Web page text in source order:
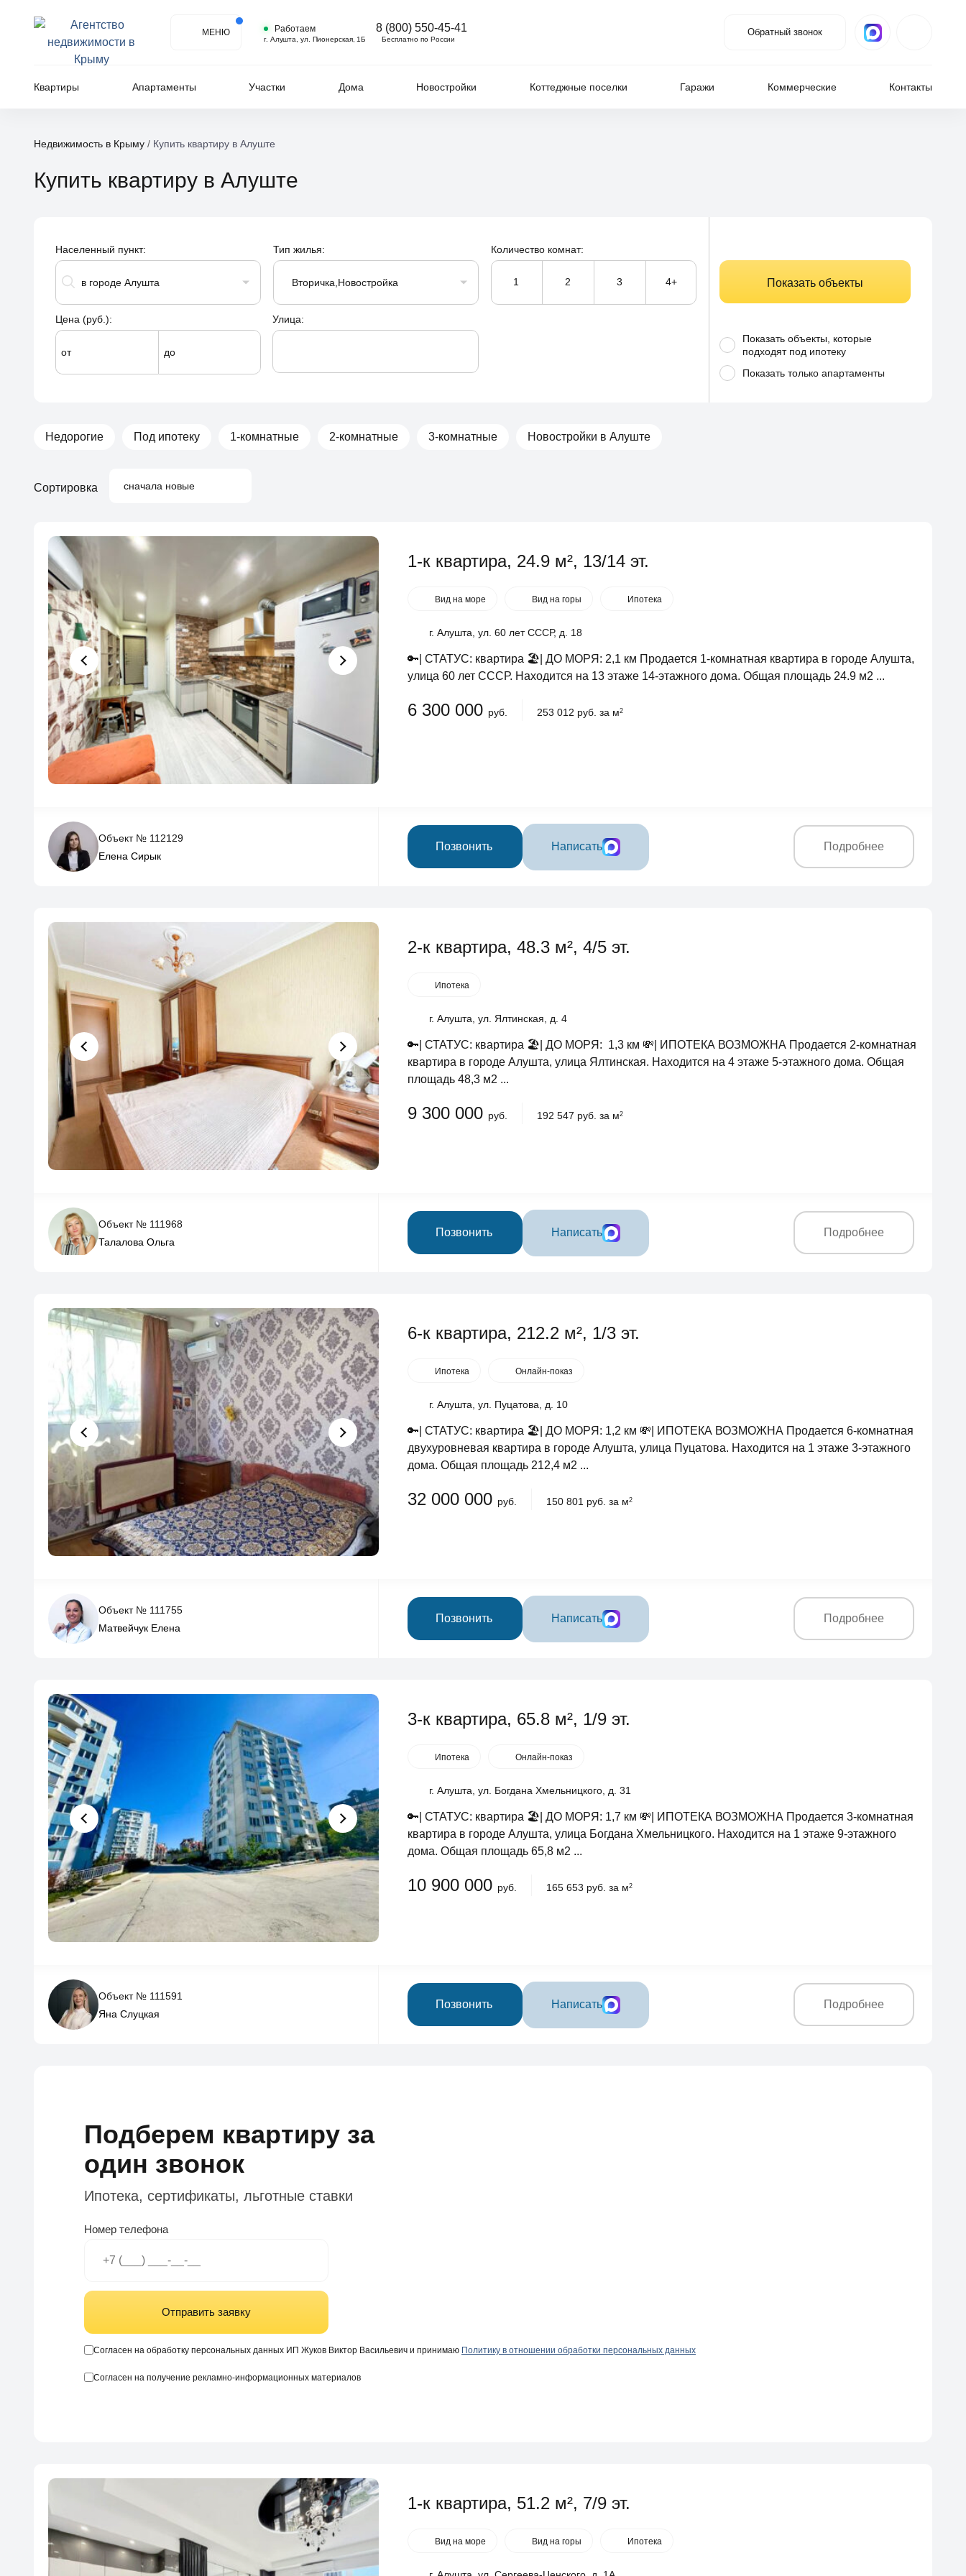
МЕНЮ Работаем
г. Алушта, ул. Пионерская, 1Б
8 (800) 550-45-41
Бесплатно по России
Обратный звонок
Квартиры Апартаменты Участки Дома Новостройки Коттеджные поселки Гаражи Коммерческие Контакты
Недвижимость в Крыму / Купить квартиру в Алуштe
Купить квартиру в Алуштe
Населенный пункт:
в городе Алушта
Тип жилья:
Вторичка,Новостройка
Количество комнат:
1 2 3 4+
Цена (руб.):
от до
Улица:
Показать объекты
Показать объекты, которые
подходят под ипотеку
Показать только апартаменты
Недорогие Под ипотеку 1-комнатные 2-комнатные 3-комнатные Новостройки в Алуште
Сортировка сначала новые
1-к квартира, 24.9 м², 13/14 эт.
Вид на море Вид на горы Ипотека
г. Алушта, ул. 60 лет СССР, д. 18
🔑| СТАТУС: квартира 🏖️| ДО МОРЯ: 2,1 км Продается 1-комнатная квартира в городе Алушта,
улица 60 лет СССР. Находится на 13 этаже 14-этажного дома. Общая площадь 24.9 м2 ...
6 300 000 руб. 253 012 руб. за м2
Объект № 112129
Елена Сирык
Позвонить Написать Подробнее
2-к квартира, 48.3 м², 4/5 эт.
Ипотека
г. Алушта, ул. Ялтинская, д. 4
🔑| СТАТУС: квартира 🏖️| ДО МОРЯ: 1,3 км 💸| ИПОТЕКА ВОЗМОЖНА Продается 2-комнатная
квартира в городе Алушта, улица Ялтинская. Находится на 4 этаже 5-этажного дома. Общая
площадь 48,3 м2 ...
9 300 000 руб. 192 547 руб. за м2
Объект № 111968
Талалова Ольга
Позвонить Написать Подробнее
6-к квартира, 212.2 м², 1/3 эт.
Ипотека Онлайн-показ
г. Алушта, ул. Пуцатова, д. 10
🔑| СТАТУС: квартира 🏖️| ДО МОРЯ: 1,2 км 💸| ИПОТЕКА ВОЗМОЖНА Продается 6-комнатная
двухуровневая квартира в городе Алушта, улица Пуцатова. Находится на 1 этаже 3-этажного
дома. Общая площадь 212,4 м2 ...
32 000 000 руб. 150 801 руб. за м2
Объект № 111755
Матвейчук Елена
Позвонить Написать Подробнее
3-к квартира, 65.8 м², 1/9 эт.
Ипотека Онлайн-показ
г. Алушта, ул. Богдана Хмельницкого, д. 31
🔑| СТАТУС: квартира 🏖️| ДО МОРЯ: 1,7 км 💸| ИПОТЕКА ВОЗМОЖНА Продается 3-комнатная
квартира в городе Алушта, улица Богдана Хмельницкого. Находится на 1 этаже 9-этажного
дома. Общая площадь 65,8 м2 ...
10 900 000 руб. 165 653 руб. за м2
Объект № 111591
Яна Слуцкая
Позвонить Написать Подробнее
Подберем квартиру за
один звонок
Ипотека, сертификаты, льготные ставки
Номер телефона
Отправить заявку
Согласен на обработку персональных данных ИП Жуков Виктор Васильевич и принимаю Политику в отношении обработки персональных данных
Согласен на получение рекламно-информационных материалов
1-к квартира, 51.2 м², 7/9 эт.
Вид на море Вид на горы Ипотека